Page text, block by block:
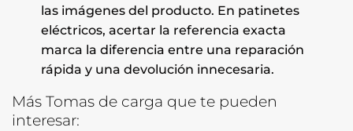
las imágenes del producto. En patinetes
eléctricos, acertar la referencia exacta
marca la diferencia entre una reparación
rápida y una devolución innecesaria.
Más Tomas de carga que te pueden
interesar: